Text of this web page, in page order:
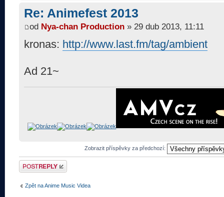
Re: Animefest 2013
od Nya-chan Production » 29 dub 2013, 11:11
kronas: http://www.last.fm/tag/ambient
Ad 21~
Zobrazit příspěvky za předchozí:
Odeslat odpověď
Zpět na Anime Music Videa